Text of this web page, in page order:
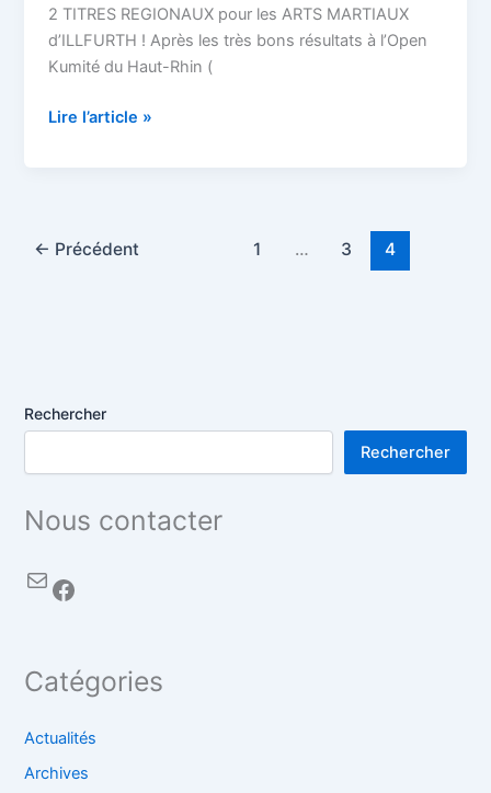
2 TITRES REGIONAUX pour les ARTS MARTIAUX
d’ILLFURTH ! Après les très bons résultats à l’Open
Kumité du Haut-Rhin (
ARTS
MARTIAUX
d’ILLFURTH
Lire l’article »
← Précédent 1 … 3 4
Rechercher
Rechercher
Nous contacter
Catégories
Actualités
Archives